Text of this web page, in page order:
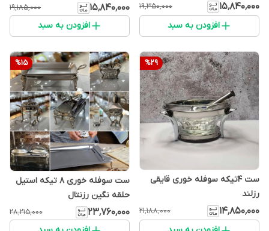
۱۵٬۸۴۰٬۰۰۰ ۱۹٬۳۵۰٬۰۰۰
افزودن به سبد
۱۵٬۸۴۰٬۰۰۰ ۱۹٬۱۸۵٬۰۰۰
افزودن به سبد
%29
ست ۴تیکه سوفله خوری قایقی
رزلند
۱۴٬۸۵۰٬۰۰۰ ۲۱٬۱۸۸٬۰۰۰
%15
ست سوفله خوری ۸ تیکه استیل
حلقه نگین رزنتال
۲۳٬۷۶۰٬۰۰۰ ۲۸٬۲۱۵٬۰۰۰